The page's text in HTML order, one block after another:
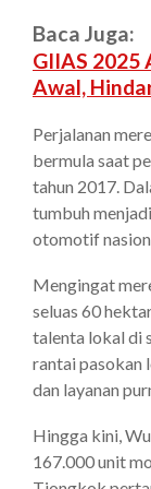
Baca Juga:
GIIAS 2025
Awal,
Perjalanan
bermula saat
tahun 2017.
tumbuh
otomotif
Mengingat
seluas 60
talenta lokal di
rantai pasokan
dan layanan
Hingga kini,
167.000 unit